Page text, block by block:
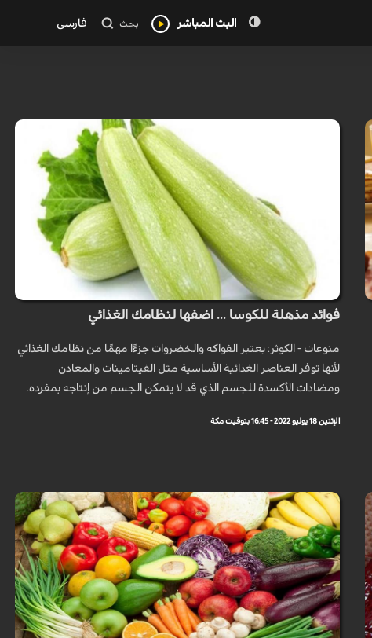
البث المباشر بحث فارسی
فوائد مذهلة للكوسا ... اضفها لنظامك الغذائي
منوعات - الكوثر: يعتبر الفواكه والخضروات جزءًا مهمًا من نظامك الغذائي
لأنها توفر العناصر الغذائية الأساسية مثل الفيتامينات والمعادن
ومضادات الأكسدة للجسم الذي قد لا يتمكن الجسم من إنتاجه بمفرده.
الإثنين 18 يوليو 2022 - 16:45 بتوقيت مكة